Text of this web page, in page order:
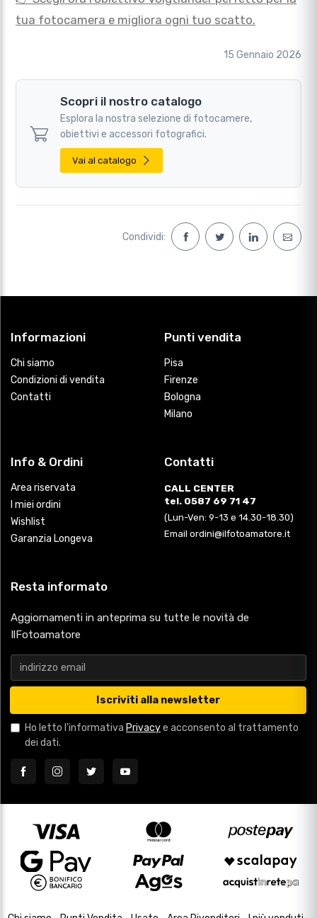
tua fotocamera e migliora ogni tuo scatto.
15 Gennaio 2026
Scopri il nostro catalogo
Esplora la nostra selezione di fotocamere,
obiettivi e accessori fotografici.
Vai al catalogo
Condividi:
Informazioni
Chi siamo
Condizioni di vendita
Contatti
Punti vendita
Pisa
Firenze
Bologna
Milano
Info & Ordini
Area riservata
I miei ordini
Wishlist
Garanzia Longeva
Contatti
CALL CENTER
tel. 0587 69 71 47
(Lun-Ven: 9-13 e 14.30-18.30)
Email ordini@ilfotoamatore.it
Resta informato
Aggiornamenti in anteprima su tutte le novità de
IlFotoamatore
Iscriviti alla newsletter
Ho letto l'informativa Privacye acconsento al trattamento
dei dati.